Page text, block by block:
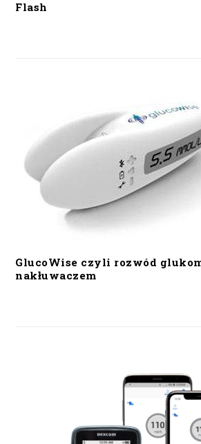
Flash
GlucoWise czyli rozwód
nakłuwaczem